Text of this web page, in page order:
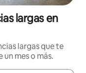
largas en
largas que te
mes o más.